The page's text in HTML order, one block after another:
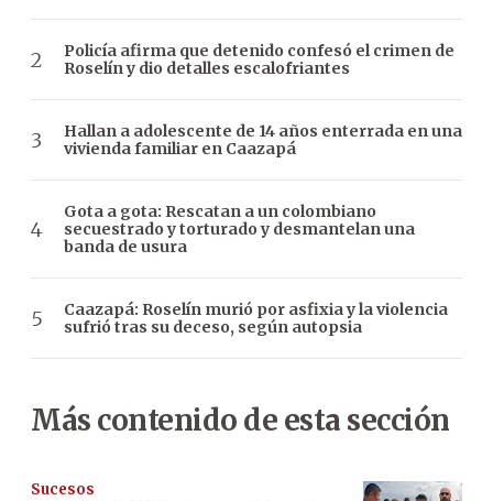
Policía afirma que detenido confesó el crimen de
Roselín y dio detalles escalofriantes
Hallan a adolescente de 14 años enterrada en una
vivienda familiar en Caazapá
Gota a gota: Rescatan a un colombiano
secuestrado y torturado y desmantelan una
banda de usura
Caazapá: Roselín murió por asfixia y la violencia
sufrió tras su deceso, según autopsia
Más contenido de esta sección
Sucesos